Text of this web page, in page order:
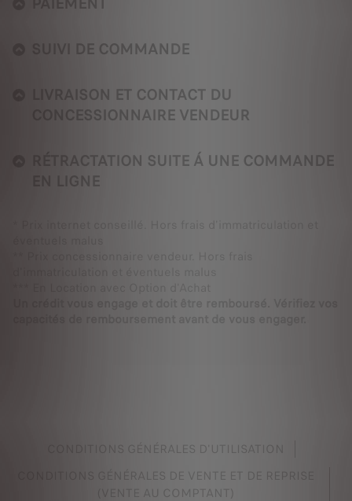
SUIVI DE COMMANDE
LIVRAISON ET CONTACT DU
CONCESSIONNAIRE VENDEUR
RÉTRACTATION SUITE Á UNE COMMANDE
EN LIGNE
CONDITIONS GÉNÉRALES D'UTILISATION
CONDITIONS GÉNÉRALES DE VENTE ET DE REPRISE
(VENTE AU COMPTANT)